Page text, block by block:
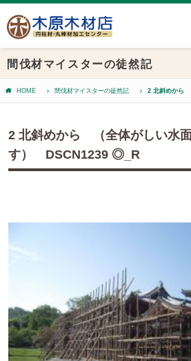
間伐材マイスターの徒然記
HOME 間伐材マイスターの徒然記 2 北斜めから （全体がしい
2 北斜めから （全体がしい水
す） DSCN1239 ◎_R